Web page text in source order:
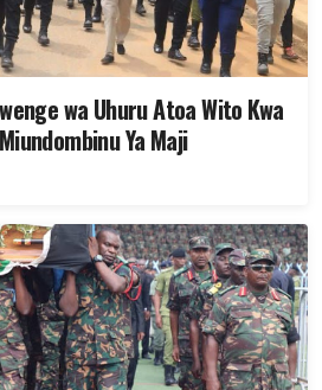
wa Uhuru Atoa Wito Kwa
Ya Maji